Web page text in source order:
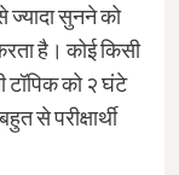
सुनने को
है। कोई किसी
टॉपिक को २ घंटे
से परीक्षार्थी